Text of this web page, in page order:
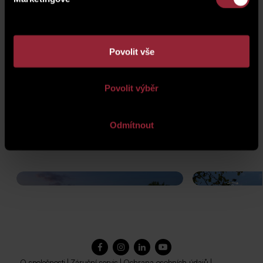
Povolit vše
Povolit výběr
Odmítnout
stala Rezidence Švédská
pozemek Kavalírka